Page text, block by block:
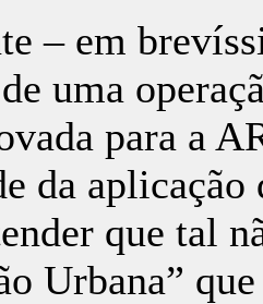
– em
uma
para a
da
que tal
Urbana”